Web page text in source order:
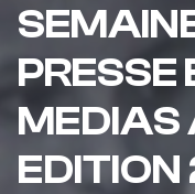
PRESSE
MEDIAS